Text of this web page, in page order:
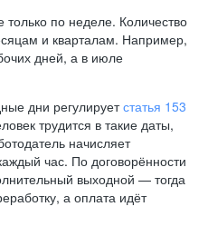
по неделе. Количество
и кварталам. Например,
дней, а в июле
дни регулируетстатья 153
трудится в такие даты,
начисляет
час. По договорённости
выходной — тогда
а оплата идёт